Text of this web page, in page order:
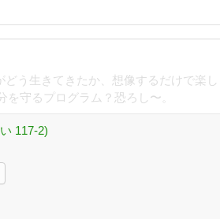
う生きてきたか、想像するだけで楽し
守るプログラム？恐ろし〜。
117-2)